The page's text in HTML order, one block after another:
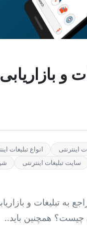
و
اینترنتی انواع تبلیغات
سایت تبلیغات اینترنتی
به تبلیغات و
چیست؟ همچنین باید..